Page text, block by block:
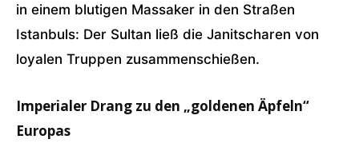
in einem blutigen Massaker in den Straßen
Istanbuls: Der Sultan ließ die Janitscharen von
loyalen Truppen zusammenschießen.
Imperialer Drang zu den „goldenen Äpfeln“
Europas